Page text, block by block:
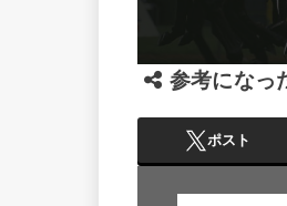
参考になっ
ポスト